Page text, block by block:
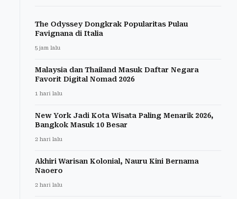
The Odyssey Dongkrak Popularitas Pulau
Favignana di Italia
5 jam lalu
Malaysia dan Thailand Masuk Daftar Negara
Favorit Digital Nomad 2026
1 hari lalu
New York Jadi Kota Wisata Paling Menarik 2026,
Bangkok Masuk 10 Besar
2 hari lalu
Akhiri Warisan Kolonial, Nauru Kini Bernama
Naoero
2 hari lalu